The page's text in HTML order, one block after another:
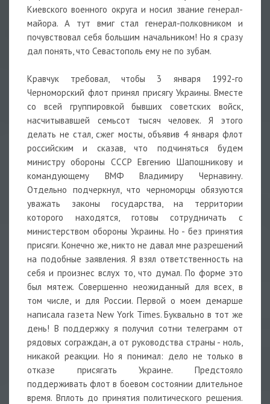
Киевского военного округа и носил звание генерал-
майора. А тут вмиг стал генерал-полковником и
почувствовал себя большим начальником! Но я сразу
дал понять, что Севастополь ему не по зубам.
Кравчук требовал, чтобы 3 января 1992-го
Черноморский флот принял присягу Украины. Вместе
со всей группировкой бывших советских войск,
насчитывавшей семьсот тысяч человек. Я этого
делать не стал, сжег мосты, объявив 4 января флот
российским и сказав, что подчиняться будем
министру обороны СССР Евгению Шапошникову и
командующему ВМФ Владимиру Чернавину.
Отдельно подчеркнул, что черноморцы обязуются
уважать законы государства, на территории
которого находятся, готовы сотрудничать с
министерством обороны Украины. Но - без принятия
присяги. Конечно же, никто не давал мне разрешений
на подобные заявления. Я взял ответственность на
себя и произнес вслух то, что думал. По форме это
был мятеж. Совершенно неожиданный для всех, в
том числе, и для России. Первой о моем демарше
написала газета New York Times. Буквально в тот же
день! В поддержку я получил сотни телеграмм от
рядовых сограждан, а от руководства страны - ноль,
никакой реакции. Но я понимал: дело не только в
отказе присягать Украине. Предстояло
поддерживать флот в боевом состоянии длительное
время. Вплоть до принятия политического решения.